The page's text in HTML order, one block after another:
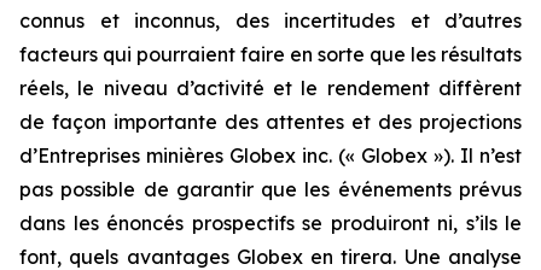
connus et inconnus, des incertitudes et d’autres
facteurs qui pourraient faire en sorte que les résultats
réels, le niveau d’activité et le rendement diffèrent
de façon importante des attentes et des projections
d’Entreprises minières Globex inc. (« Globex »). Il n’est
pas possible de garantir que les événements prévus
dans les énoncés prospectifs se produiront ni, s’ils le
font, quels avantages Globex en tirera. Une analyse